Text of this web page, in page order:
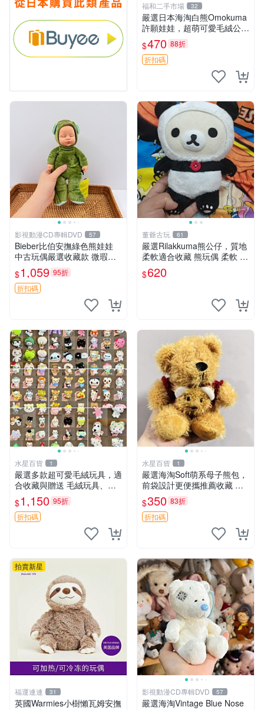
福和二手市場 32
嚴選日本海淘白熊Omokuma
許願娃娃，超萌可愛毛絨公仔
推薦收藏 白熊 Omokuma 毛
絨玩具 偽裝娃娃 玩具擺飾
$470 88折
折扣碼
影視動漫CD專輯DVD 57
Bieber比伯安撫綠色熊娃娃
中古玩偶嚴選收藏款 微瑕輕
度使用 Bieber綠熊娃娃 中古
玩偶 微瑕
$1,059 95折
折扣碼
董爺古玩 61
嚴選Rilakkuma熊公仔，質地
柔軟適合收藏 熊玩偶 柔軟 公
仔 收藏
$620
水星百貨 1
嚴選多款超可愛毛絨玩具，適
合收藏與贈送 毛絨玩具、抱
枕、公仔
$1,150 95折
折扣碼
水星百貨 1
嚴選海淘Soft萌系母子熊包，
前袋設計更便攜推薦收藏 母
子熊 軟綿綿 包包
$350 83折
折扣碼
拍賣新星
福運連連 31
英國Warmies小樹懶瓦姆安撫
影視動漫CD專輯DVD 57
嚴選海淘Vintage Blue Nose